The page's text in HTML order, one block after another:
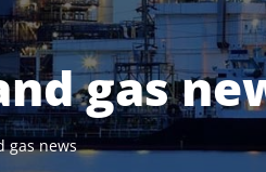
gas
gas news